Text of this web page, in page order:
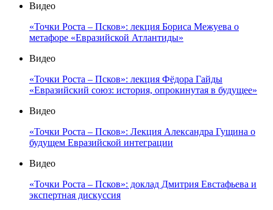
Видео
«Точки Роста – Псков»: лекция Бориса Межуева о
метафоре «Евразийской Атлантиды»
Видео
«Точки Роста – Псков»: лекция Фёдора Гайды
«Евразийский союз: история, опрокинутая в будущее»
Видео
«Точки Роста – Псков»: Лекция Александра Гущина о
будущем Евразийской интеграции
Видео
«Точки Роста – Псков»: доклад Дмитрия Евстафьева и
экспертная дискуссия